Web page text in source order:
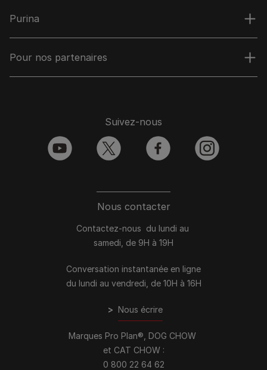
Purina
Pour nos partenaires
Nous contacter
Contactez-nous du lundi au
samedi, de 9H à 19H
Conversation instantanée en ligne
du lundi au vendredi, de 10H à 16H
> Nous écrire
Marques Pro Plan®, DOG CHOW
et CAT CHOW :
0 800 22 64 62
Suivez-nous
youtube twitter facebook instagram